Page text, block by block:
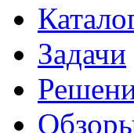
Задачи